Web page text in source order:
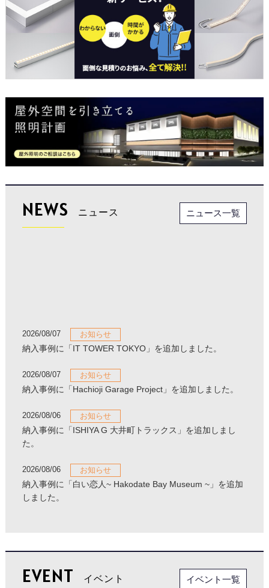
NEWS ニュース ニュース一覧
2026/08/07 お知らせ
納入事例に「IT TOWER TOKYO」を追加しました。
2026/08/07 お知らせ
納入事例に「Hachioji Garage Project」を追加しました。
2026/08/06 お知らせ
納入事例に「ISHIYA G 大井町トラックス」を追加しまし
た。
2026/08/06 お知らせ
納入事例に「白い恋人~ Hakodate Bay Museum ~」を追加
しました。
EVENT イベント イベント一覧